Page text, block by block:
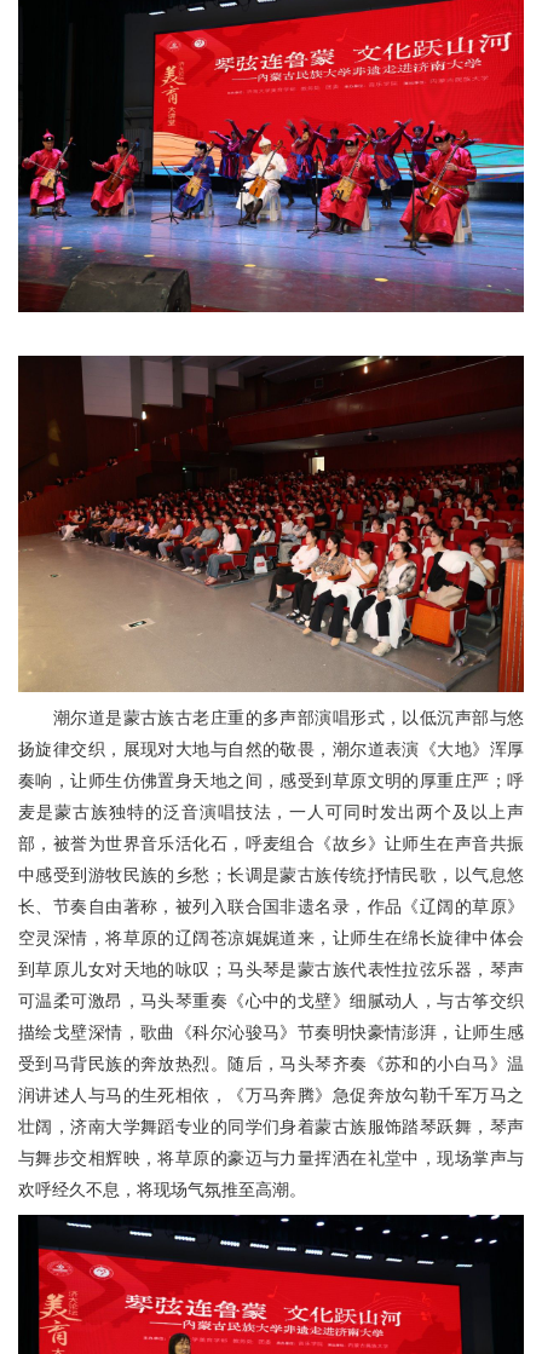
潮尔道是蒙古族古老庄重的多声部演唱形式，以低沉声部与悠
扬旋律交织，展现对大地与自然的敬畏，潮尔道表演《大地》浑厚
奏响，让师生仿佛置身天地之间，感受到草原文明的厚重庄严；呼
麦是蒙古族独特的泛音演唱技法，一人可同时发出两个及以上声
部，被誉为世界音乐活化石，呼麦组合《故乡》让师生在声音共振
中感受到游牧民族的乡愁；长调是蒙古族传统抒情民歌，以气息悠
长、节奏自由著称，被列入联合国非遗名录，作品《辽阔的草原》
空灵深情，将草原的辽阔苍凉娓娓道来，让师生在绵长旋律中体会
到草原儿女对天地的咏叹；马头琴是蒙古族代表性拉弦乐器，琴声
可温柔可激昂，马头琴重奏《心中的戈壁》细腻动人，与古筝交织
描绘戈壁深情，歌曲《科尔沁骏马》节奏明快豪情澎湃，让师生感
受到马背民族的奔放热烈。随后，马头琴齐奏《苏和的小白马》温
润讲述人与马的生死相依，《万马奔腾》急促奔放勾勒千军万马之
壮阔，济南大学舞蹈专业的同学们身着蒙古族服饰踏琴跃舞，琴声
与舞步交相辉映，将草原的豪迈与力量挥洒在礼堂中，现场掌声与
欢呼经久不息，将现场气氛推至高潮。